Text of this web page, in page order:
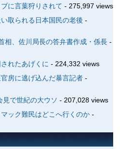
に言葉狩りされて - 275,997 views
取られる日本国民の老後 -
、佐川局長の答弁書作成・係長-
れたあげくに - 224,332 views
房に逃げ込んだ暴言記者-
見で世紀の大ウソ - 207,028 views
ック難民はどこへ行くのか-